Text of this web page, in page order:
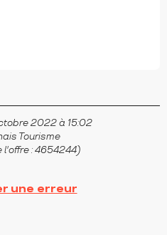
2022 à 15:02
Tourisme
:4654244)
une erreur